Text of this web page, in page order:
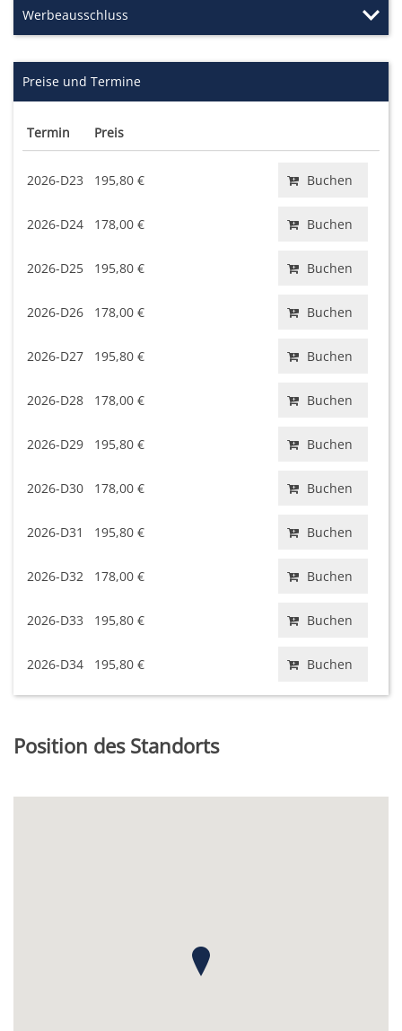
Werbeausschluss
Preise und Termine
Termin Preis
2026-D23 195,80 € Buchen
2026-D24 178,00 € Buchen
2026-D25 195,80 € Buchen
2026-D26 178,00 € Buchen
2026-D27 195,80 € Buchen
2026-D28 178,00 € Buchen
2026-D29 195,80 € Buchen
2026-D30 178,00 € Buchen
2026-D31 195,80 € Buchen
2026-D32 178,00 € Buchen
2026-D33 195,80 € Buchen
2026-D34 195,80 € Buchen
Position des Standorts